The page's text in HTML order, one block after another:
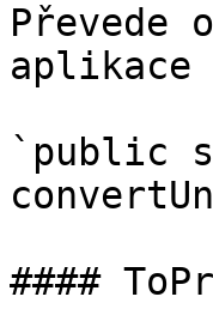
Převede
aplikace
`public
####